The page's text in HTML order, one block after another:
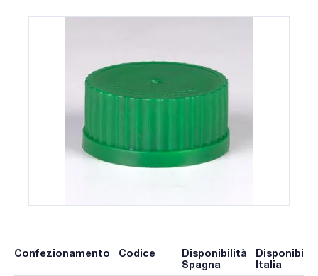
Confezionamento Codice
Disponibilità
Spagna
Italia